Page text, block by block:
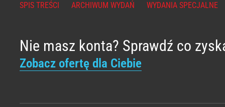
SPIS TREŚCI ARCHIWUM WYDAŃ WYDANIA SPECJALNE
Nie masz konta? Sprawdź co
Zobacz ofertę dla Ciebie